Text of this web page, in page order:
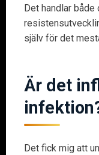
Det handlar
själv för det
Är det
Det fick mig att